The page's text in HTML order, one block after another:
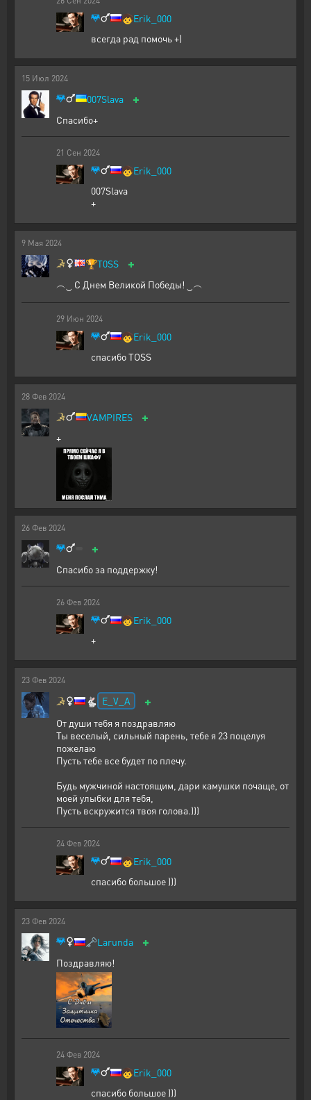
🧒Erik_000
всегда рад помочь +)
15 Июл 2024
007Slava +
Спасибо+
21 Сен 2024
🧒Erik_000
007Slava
+
9 Мая 2024
🏆T0SS +
︵‿ С Днем Великой Победы! ‿︵
29 Июн 2024
🧒Erik_000
спасибо ТОSS
28 Фев 2024
VAMPIRES +
+
26 Фев 2024
+
Спасибо за поддержку!
26 Фев 2024
🧒Erik_000
+
23 Фев 2024
🐇 E_V_A +
От души тебя я поздравляю
Ты веселый, сильный парень, тебе я 23 поцелуя
пожелаю
Пусть тебе все будет по плечу.
Будь мужчиной настоящим, дари камушки почаще, от
моей улыбки для тебя,
Пусть вскружится твоя голова.)))
24 Фев 2024
🧒Erik_000
спасибо большое )))
23 Фев 2024
🗝️Larunda +
Поздравляю!
24 Фев 2024
🧒Erik_000
спасибо большое )))